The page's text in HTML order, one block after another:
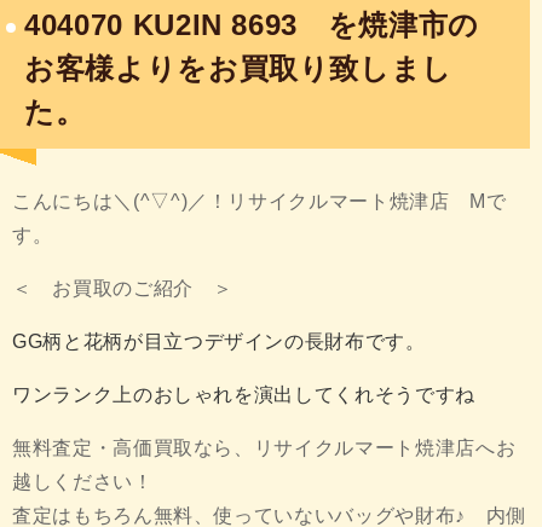
404070 KU2IN 8693 を焼津市の
お客様よりをお買取り致しまし
た。
こんにちは＼(^▽^)／！リサイクルマート焼津店 Mで
す。
＜ お買取のご紹介 ＞
GG柄と花柄が目立つデザインの長財布です。
ワンランク上のおしゃれを演出してくれそうですね
無料査定・高価買取なら、リサイクルマート焼津店へお
越しください！
査定はもちろん無料、使っていないバッグや財布♪ 内側